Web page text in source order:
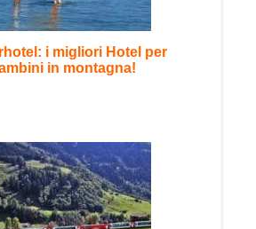
i migliori Hotel per
in montagna!